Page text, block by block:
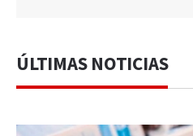
ÚLTIMAS NOTICIAS